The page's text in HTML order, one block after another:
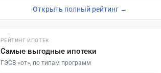
Открыть полный рейтинг →
РЕЙТИНГ ИПОТЕК
Самые выгодные ипотеки
ГЭСВ «от», по типам программ